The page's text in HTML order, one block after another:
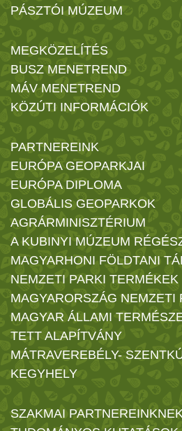
PÁSZTÓI MÚZEUM
MEGKÖZELÍTÉS
BUSZ MENETREND
MÁV MENETREND
KÖZÚTI INFORMÁCIÓK
PARTNEREINK
EURÓPA GEOPARKJAI
EURÓPA DIPLOMA
GLOBÁLIS GEOPARKOK
AGRÁRMINISZTÉRIUM
A KUBINYI MÚZEUM
MAGYARHONI FÖLDTANI
NEMZETI PARKI TERMÉKEK
MAGYARORSZÁG NEMZETI
MAGYAR ÁLLAMI
TETT ALAPÍTVÁNY
MÁTRAVEREBÉLY-
KEGYHELY
SZAKMAI